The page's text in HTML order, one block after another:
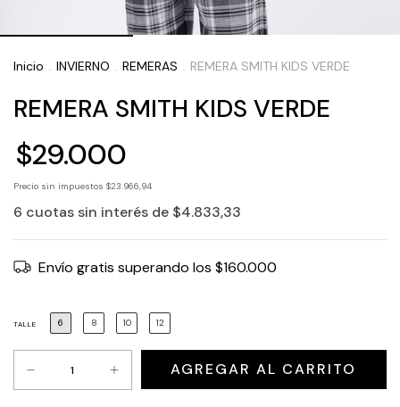
Inicio . INVIERNO . REMERAS . REMERA SMITH KIDS VERDE
REMERA SMITH KIDS VERDE
$29.000
6 cuotas sin interés de $4.833,33
Precio sin impuestos $23.966,94
Envío gratis superando los $160.000
TALLE 6 8 10 12